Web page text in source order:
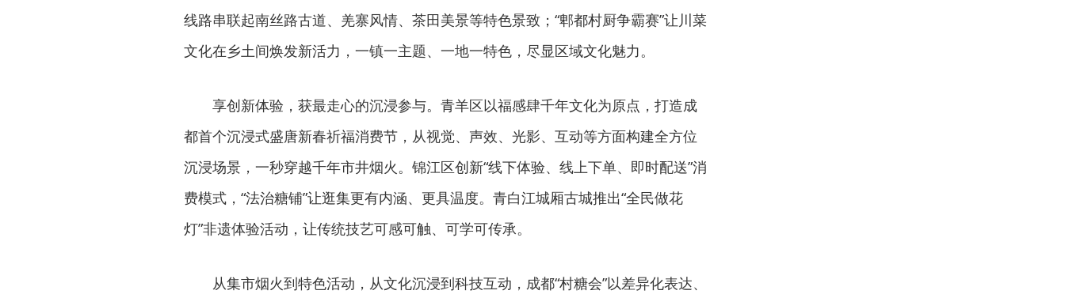
线路串联起南丝路古道、羌寨风情、茶田美景等特色景致；“郫都村厨争霸赛”让川菜
文化在乡土间焕发新活力，一镇一主题、一地一特色，尽显区域文化魅力。
享创新体验，获最走心的沉浸参与。青羊区以福感肆千年文化为原点，打造成
都首个沉浸式盛唐新春祈福消费节，从视觉、声效、光影、互动等方面构建全方位
沉浸场景，一秒穿越千年市井烟火。锦江区创新“线下体验、线上下单、即时配送”消
费模式，“法治糖铺”让逛集更有内涵、更具温度。青白江城厢古城推出“全民做花
灯”非遗体验活动，让传统技艺可感可触、可学可传承。
从集市烟火到特色活动，从文化沉浸到科技互动，成都“村糖会”以差异化表达、